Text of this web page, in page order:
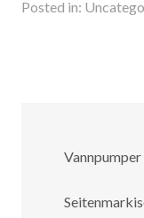
Posted in: